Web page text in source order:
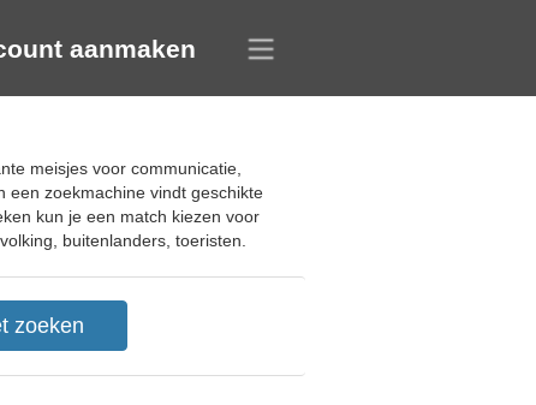
aanmaken
meisjes voor communicatie,
een zoekmachine vindt geschikte
kun je een match kiezen voor
buitenlanders, toeristen.